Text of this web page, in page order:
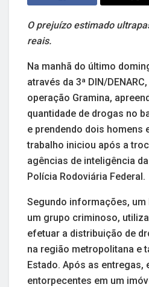
O prejuízo estimado
reais.
Na manhã do último
através da 3ª DIN/
operação Gramina,
quantidade de drogas no
e prendendo dois homens
trabalho iniciou após a
agências de inteligência
Polícia Rodoviária Federal.
Segundo informações, um
um grupo criminoso,
efetuar a distribuição de
na região metropolitana e
Estado. Após as entregas,
entorpecentes em um